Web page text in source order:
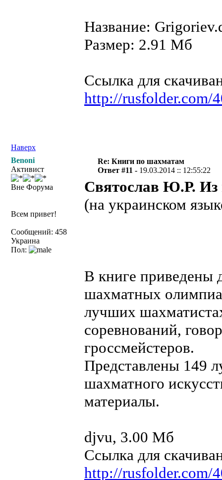
Название:
Размер: 2.91 Мб
Ссылка для
http://rusfolder.com/
Наверх
Benoni
Активист
Вне Форума
Всем привет!
Сообщений: 458
Украина
Пол:
Re: Книги по шахматам
Ответ #11 - 19.03.2014 :: 12:55:22
Святослав Ю.Р.
(на украинском
В книге приведены
шахматных
лучших
соревнований,
гроссмейстеров.
Представлены 149
шахматного
материалы.
djvu, 3.00 Мб
Ссылка для
http://rusfolder.com/